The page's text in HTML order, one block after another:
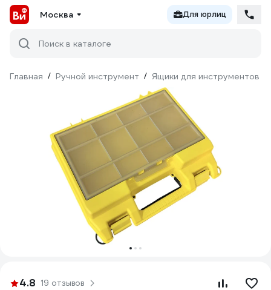
Москва Для юрлиц
Поиск в каталоге
Главная / Ручной инструмент / Ящики для инструментов
4.8 19 отзывов